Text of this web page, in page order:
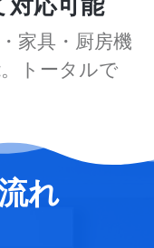
家具・厨房機
トータルで
れ